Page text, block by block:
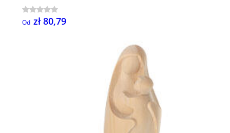
Od zł 80,79